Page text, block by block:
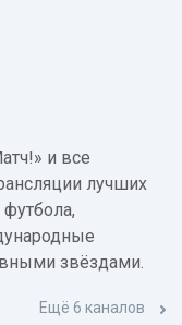
и все
лучших
звёздами.
Ещё 6 каналов